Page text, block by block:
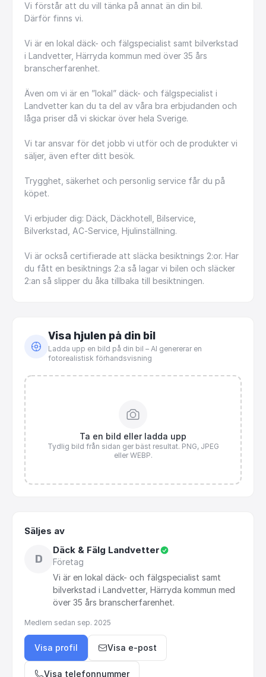
Vi förstår att du vill tänka på annat än din bil.
Därför finns vi.
Vi är en lokal däck- och fälgspecialist samt bilverkstad
i Landvetter, Härryda kommun med över 35 års
branscherfarenhet.
Även om vi är en ”lokal” däck- och fälgspecialist i
Landvetter kan du ta del av våra bra erbjudanden och
låga priser då vi skickar över hela Sverige.
Vi tar ansvar för det jobb vi utför och de produkter vi
säljer, även efter ditt besök.
Trygghet, säkerhet och personlig service får du på
köpet.
Vi erbjuder dig: Däck, Däckhotell, Bilservice,
Bilverkstad, AC-Service, Hjulinställning.
Vi är också certifierade att släcka besiktnings 2:or. Har
du fått en besiktnings 2:a så lagar vi bilen och släcker
2:an så slipper du åka tillbaka till besiktningen.
Visa hjulen på din bil
Ladda upp en bild på din bil – AI genererar en
fotorealistisk förhandsvisning
Ta en bild eller ladda upp
Tydlig bild från sidan ger bäst resultat. PNG, JPEG
eller WEBP.
Säljes av
D
Däck & Fälg Landvetter
Företag
Vi är en lokal däck- och fälgspecialist samt
bilverkstad i Landvetter, Härryda kommun med
över 35 års branscherfarenhet.
Medlem sedan sep. 2025
Visa profil Visa e-post
Visa telefonnummer